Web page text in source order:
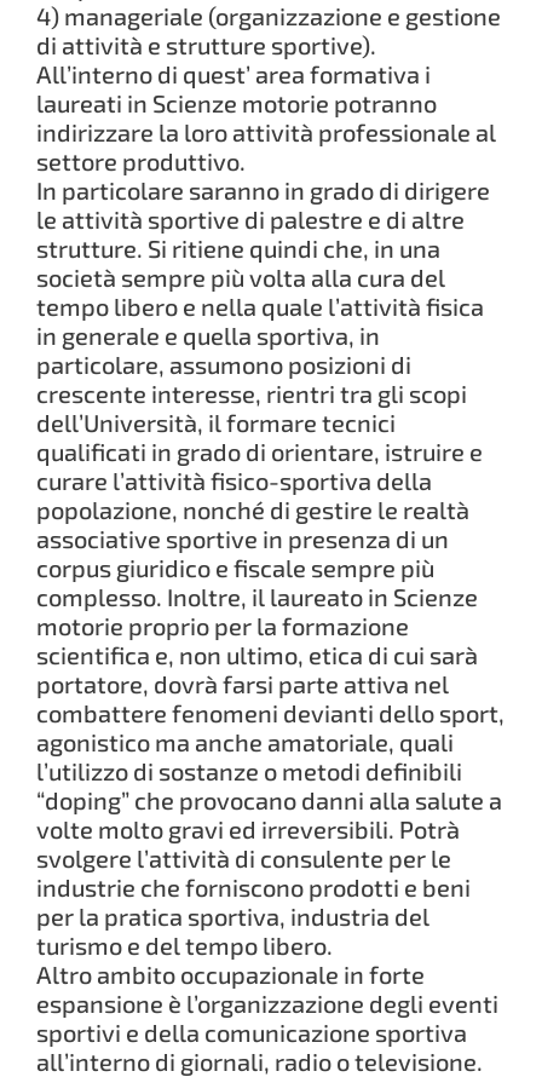
4) manageriale (organizzazione e gestione
di attività e strutture sportive).
All’interno di quest’ area formativa i
laureati in Scienze motorie potranno
indirizzare la loro attività professionale al
settore produttivo.
In particolare saranno in grado di dirigere
le attività sportive di palestre e di altre
strutture. Si ritiene quindi che, in una
società sempre più volta alla cura del
tempo libero e nella quale l’attività fisica
in generale e quella sportiva, in
particolare, assumono posizioni di
crescente interesse, rientri tra gli scopi
dell’Università, il formare tecnici
qualificati in grado di orientare, istruire e
curare l’attività fisico-sportiva della
popolazione, nonché di gestire le realtà
associative sportive in presenza di un
corpus giuridico e fiscale sempre più
complesso. Inoltre, il laureato in Scienze
motorie proprio per la formazione
scientifica e, non ultimo, etica di cui sarà
portatore, dovrà farsi parte attiva nel
combattere fenomeni devianti dello sport,
agonistico ma anche amatoriale, quali
l’utilizzo di sostanze o metodi definibili
“doping” che provocano danni alla salute a
volte molto gravi ed irreversibili. Potrà
svolgere l’attività di consulente per le
industrie che forniscono prodotti e beni
per la pratica sportiva, industria del
turismo e del tempo libero.
Altro ambito occupazionale in forte
espansione è l’organizzazione degli eventi
sportivi e della comunicazione sportiva
all’interno di giornali, radio o televisione.